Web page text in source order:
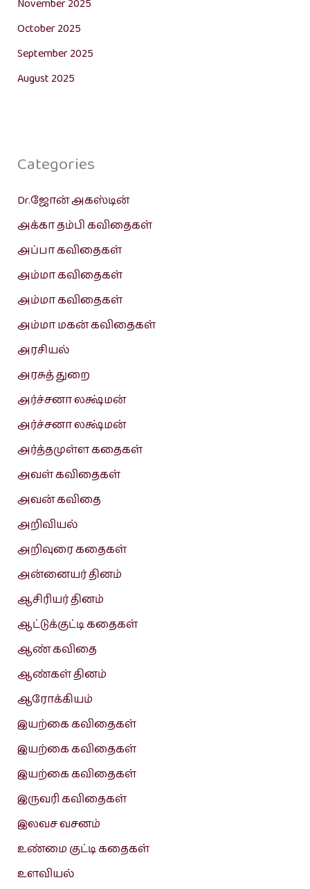
November 2025
October 2025
September 2025
August 2025
Categories
Dr.ஜோன் அகஸ்டின்
அக்கா தம்பி கவிதைகள்
அப்பா கவிதைகள்
அம்மா கவிதைகள்
அம்மா கவிதைகள்
அம்மா மகன் கவிதைகள்
அரசியல்
அரசுத் துறை
அர்ச்சனா லக்ஷ்மன்
அர்ச்சனா லக்ஷ்மன்
அர்த்தமுள்ள கதைகள்
அவள் கவிதைகள்
அவன் கவிதை
அறிவியல்
அறிவுரை கதைகள்
அன்னையர் தினம்
ஆசிரியர் தினம்
ஆட்டுக்குட்டி கதைகள்
ஆண் கவிதை
ஆண்கள் தினம்
ஆரோக்கியம்
இயற்கை கவிதைகள்
இயற்கை கவிதைகள்
இயற்கை கவிதைகள்
இருவரி கவிதைகள்
இலவச வசனம்
உண்மை குட்டி கதைகள்
உளவியல்